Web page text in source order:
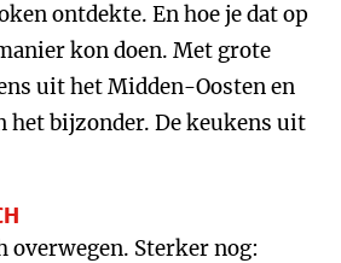
ontdekte. En hoe je dat op
kon doen. Met grote
uit het Midden-Oosten en
het bijzonder. De keukens uit
overwegen. Sterker nog: